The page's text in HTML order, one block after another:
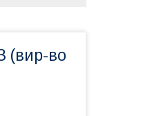
(вир-во